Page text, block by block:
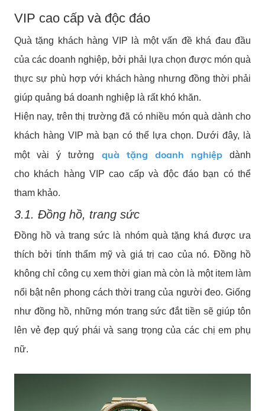
VIP cao cấp và độc đáo
Quà tặng khách hàng VIP là một vấn đề khá đau đầu
của các doanh nghiệp, bởi phải lựa chọn được món quà
thực sự phù hợp với khách hàng nhưng đồng thời phải
giúp quảng bá doanh nghiệp là rất khó khăn.
Hiện nay, trên thị trường đã có nhiều món quà dành cho
khách hàng VIP mà bạn có thể lựa chọn. Dưới đây, là
một vài ý tưởng quà tặng doanh nghiệpdành
cho khách hàng VIP cao cấp và độc đáo bạn có thể
tham khảo.
3.1. Đồng hồ, trang sức
Đồng hồ và trang sức là nhóm quà tặng khá được ưa
thích bởi tính thẩm mỹ và giá trị cao của nó. Đồng hồ
không chỉ công cụ xem thời gian mà còn là một item làm
nổi bật nên phong cách thời trang của người đeo. Giống
như đồng hồ, những món trang sức đắt tiền sẽ giúp tôn
lên vẻ đẹp quý phái và sang trọng của các chị em phụ
nữ.